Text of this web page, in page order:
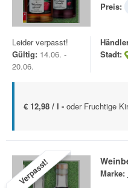
Preis:
Leider verpasst!
Gültig: 14.06. -
20.06.
Stadt:
€ 12,98 / l - oder Fruchtige
Verpasst! Marke: